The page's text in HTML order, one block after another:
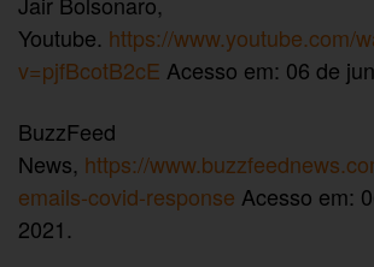
Youtube. https://www.youtube.com/
v=pjfBcotB2cE Acesso em: 06 de
BuzzFeed
News, https://
emails-covid-response Acesso em:
2021.